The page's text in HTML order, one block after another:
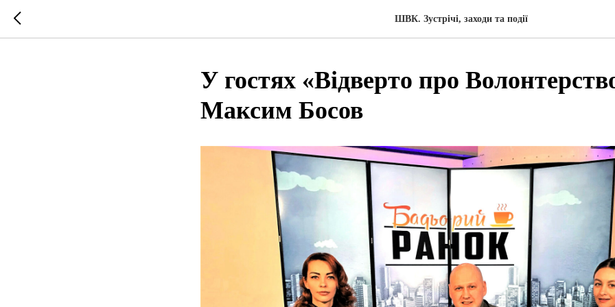
ШВК. Зустрічі, заходи та події
У гостях «Відверто про
Максим Босов